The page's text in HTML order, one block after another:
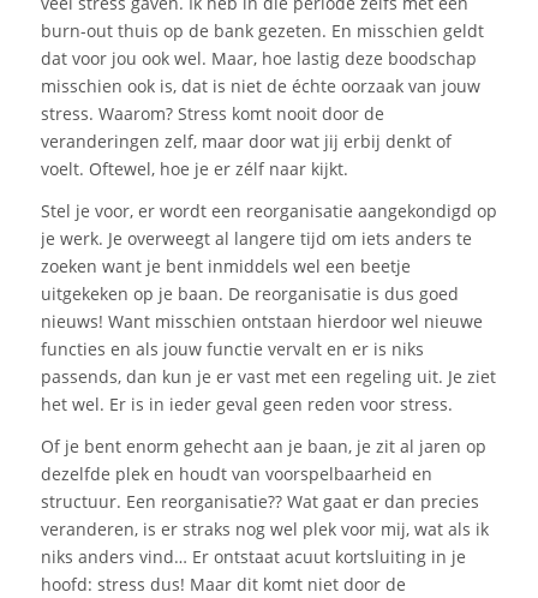
burn-out thuis op de bank gezeten. En misschien geldt
dat voor jou ook wel. Maar, hoe lastig deze boodschap
misschien ook is, dat is niet de échte oorzaak van jouw
stress. Waarom? Stress komt nooit door de
veranderingen zelf, maar door wat jij erbij denkt of
voelt. Oftewel, hoe je er zélf naar kijkt.
Stel je voor, er wordt een reorganisatie aangekondigd op
je werk. Je overweegt al langere tijd om iets anders te
zoeken want je bent inmiddels wel een beetje
uitgekeken op je baan. De reorganisatie is dus goed
nieuws! Want misschien ontstaan hierdoor wel nieuwe
functies en als jouw functie vervalt en er is niks
passends, dan kun je er vast met een regeling uit. Je ziet
het wel. Er is in ieder geval geen reden voor stress.
Of je bent enorm gehecht aan je baan, je zit al jaren op
dezelfde plek en houdt van voorspelbaarheid en
structuur. Een reorganisatie?? Wat gaat er dan precies
veranderen, is er straks nog wel plek voor mij, wat als ik
niks anders vind… Er ontstaat acuut kortsluiting in je
hoofd: stress dus! Maar dit komt niet door de